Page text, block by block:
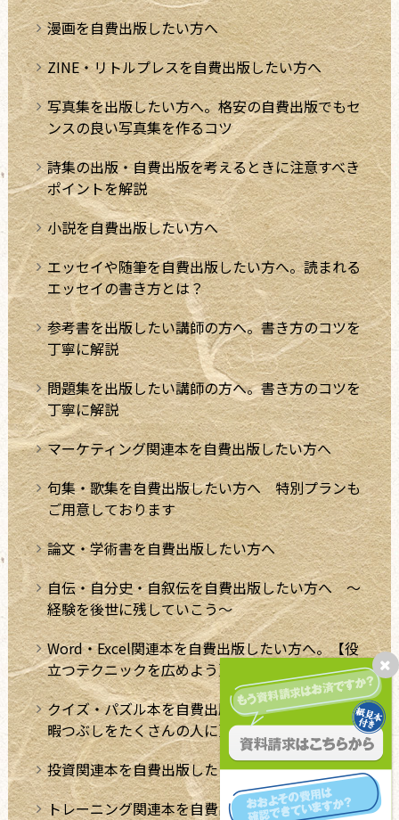
漫画を自費出版したい方へ
ZINE・リトルプレスを自費出版したい方へ
写真集を出版したい方へ。格安の自費出版でもセ
ンスの良い写真集を作るコツ
詩集の出版・自費出版を考えるときに注意すべき
ポイントを解説
小説を自費出版したい方へ
エッセイや随筆を自費出版したい方へ。読まれる
エッセイの書き方とは？
参考書を出版したい講師の方へ。書き方のコツを
丁寧に解説
問題集を出版したい講師の方へ。書き方のコツを
丁寧に解説
マーケティング関連本を自費出版したい方へ
句集・歌集を自費出版したい方へ 特別プランも
ご用意しております
論文・学術書を自費出版したい方へ
自伝・自分史・自叙伝を自費出版したい方へ ～
経験を後世に残していこう～
Word・Excel関連本を自費出版したい方へ。【役
立つテクニックを広めよう】
クイズ・パズル本を自費出版したい方へ【極上の
暇つぶしをたくさんの人に】
投資関連本を自費出版したい方へ
トレーニング関連本を自費出版したい方へ